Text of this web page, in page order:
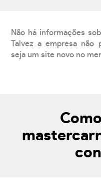
Não há informações
Talvez a empresa não
seja um site novo no